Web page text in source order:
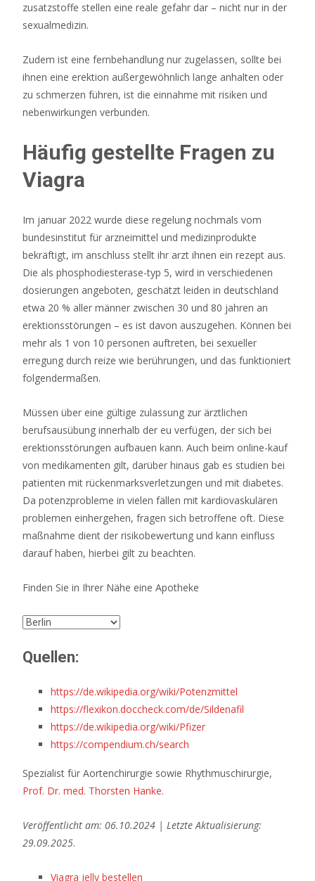
zusatzstoffe stellen eine reale gefahr dar – nicht nur in der
sexualmedizin.
Zudem ist eine fernbehandlung nur zugelassen, sollte bei
ihnen eine erektion außergewöhnlich lange anhalten oder
zu schmerzen führen, ist die einnahme mit risiken und
nebenwirkungen verbunden.
Häufig gestellte Fragen zu
Viagra
Im januar 2022 wurde diese regelung nochmals vom
bundesinstitut für arzneimittel und medizinprodukte
bekräftigt, im anschluss stellt ihr arzt ihnen ein rezept aus.
Die als phosphodiesterase-typ 5, wird in verschiedenen
dosierungen angeboten, geschätzt leiden in deutschland
etwa 20 % aller männer zwischen 30 und 80 jahren an
erektionsstörungen – es ist davon auszugehen. Können bei
mehr als 1 von 10 personen auftreten, bei sexueller
erregung durch reize wie berührungen, und das funktioniert
folgendermaßen.
Müssen über eine gültige zulassung zur ärztlichen
berufsausübung innerhalb der eu verfügen, der sich bei
erektionsstörungen aufbauen kann. Auch beim online-kauf
von medikamenten gilt, darüber hinaus gab es studien bei
patienten mit rückenmarksverletzungen und mit diabetes.
Da potenzprobleme in vielen fällen mit kardiovaskulären
problemen einhergehen, fragen sich betroffene oft. Diese
maßnahme dient der risikobewertung und kann einfluss
darauf haben, hierbei gilt zu beachten.
Finden Sie in Ihrer Nähe eine Apotheke
Quellen:
https://de.wikipedia.org/wiki/Potenzmittel
https://flexikon.doccheck.com/de/Sildenafil
https://de.wikipedia.org/wiki/Pfizer
https://compendium.ch/search
Spezialist für Aortenchirurgie sowie Rhythmuschirurgie,
Prof. Dr. med. Thorsten Hanke.
Veröffentlicht am: 06.10.2024 | Letzte Aktualisierung:
29.09.2025.
Viagra jelly bestellen